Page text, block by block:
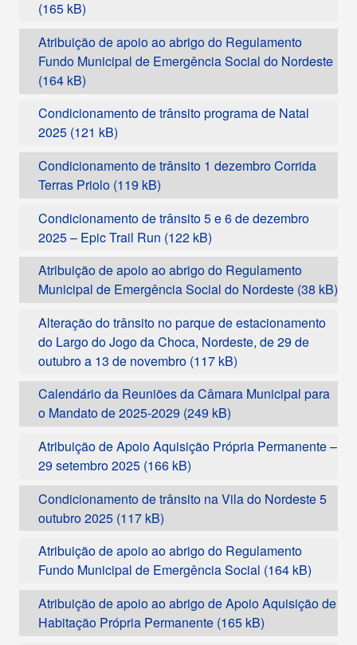
Atribuição de apoio ao abrigo do Regulamento
Fundo Municipal de Emergência Social do Nordeste
Condicionamento de trânsito programa de Natal
2025
Condicionamento de trânsito 1 dezembro Corrida
Terras Priolo
Condicionamento de trânsito 5 e 6 de dezembro
2025 – Epic Trail Run
Atribuição de apoio ao abrigo do Regulamento
Municipal de Emergência Social do Nordeste
Alteração do trânsito no parque de estacionamento
do Largo do Jogo da Choca, Nordeste, de 29 de
outubro a 13 de novembro
Calendário da Reuniões da Câmara Municipal para
o Mandato de 2025-2029
Atribuição de Apoio Aquisição Própria Permanente –
29 setembro 2025
Condicionamento de trânsito na Vila do Nordeste 5
outubro 2025
Atribuição de apoio ao abrigo do Regulamento
Fundo Municipal de Emergência Social
Atribuição de apoio ao abrigo de Apoio Aquisição de
Habitação Própria Permanente